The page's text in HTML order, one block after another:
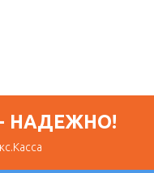
НАДЕЖНО!